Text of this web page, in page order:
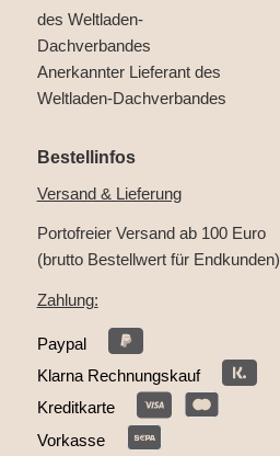
Anerkannter Lieferant des
Weltladen-Dachverbandes
Bestellinfos
Versand & Lieferung
Portofreier Versand ab 100 Euro
(brutto Bestellwert für Endkunden)
Zahlung:
Paypal
Klarna Rechnungskauf
Kreditkarte
Vorkasse